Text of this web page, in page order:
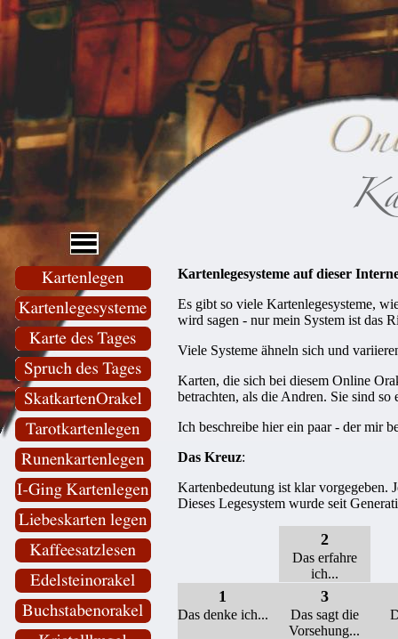
Kartenlegesysteme auf dieser
Es gibt so viele Kartenlegesysteme,
wird sagen - nur mein System ist das
Viele Systeme ähneln sich und
Karten, die sich bei diesem Online
betrachten, als die Andren. Sie sind so
Ich beschreibe hier ein paar - der mir
Das Kreuz:
Kartenbedeutung ist klar vorgegeben.
Dieses Legesystem wurde seit
2
Das erfahre
ich...
1 3
Das denke ich...
Das sagt die
Vorsehung...